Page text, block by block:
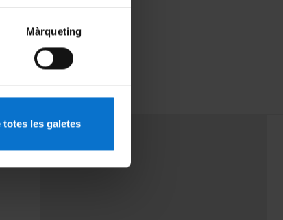
Màrqueting
totes les galetes
PEU 3